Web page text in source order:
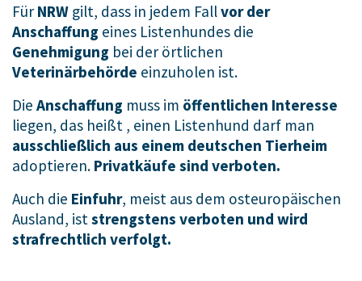
FürNRW gilt, dass in jedem Fallvorder
Anschaffung eines Listenhundes die
Genehmigung bei der örtlichen
Veterinärbehörde einzuholen ist.
Die Anschaffung muss im öffentlichen Interesse
liegen, das heißt , einen Listenhund darf man
ausschließlich aus einem deutschen Tierheim
adoptieren. Privatkäufe sind verboten.
Auch die Einfuhr, meist aus dem osteuropäischen
Ausland, ist strengstens verboten und wird
strafrechtlich verfolgt.